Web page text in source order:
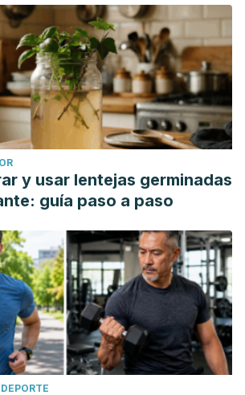
y usar lentejas germinadas
guía paso a paso